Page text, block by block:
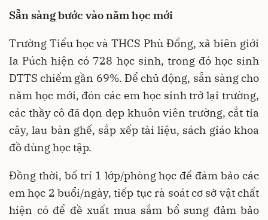
Sẵn sàng bước vào năm học mới
Trường Tiểu học và THCS Phù Đổng, xã biên giới
Ia Púch hiện có 728 học sinh, trong đó học sinh
DTTS chiếm gần 69%. Để chủ động, sẵn sàng cho
năm học mới, đón các em học sinh trở lại trường,
các thầy cô đã dọn dẹp khuôn viên trường, cắt tỉa
cây, lau bàn ghế, sắp xếp tài liệu, sách giáo khoa
đồ dùng học tập.
Đồng thời, bố trí 1 lớp/phòng học để đảm bảo các
em học 2 buổi/ngày, tiếp tục rà soát cơ sở vật chất
hiện có để đề xuất mua sắm bổ sung đảm bảo